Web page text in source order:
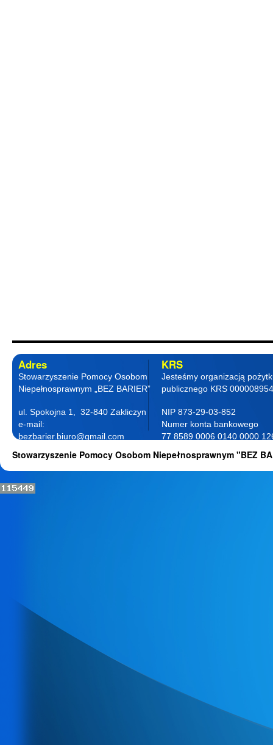
Adres
Stowarzyszenie Pomocy Osobom
Niepełnosprawnym „BEZ BARIER”
ul. Spokojna 1, 32-840 Zakliczyn
e-mail:
bezbarier.biuro@gmail.com
KRS
Jesteśmy organizacją
publicznego KRS
NIP 873-29-03-852
Numer konta bankowego
77 8589 0006 0140 0000
Stowarzyszenie Pomocy Osobom Niepełnosprawnym "BEZ